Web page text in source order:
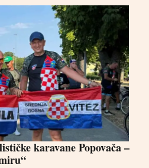
karavane Popovača –